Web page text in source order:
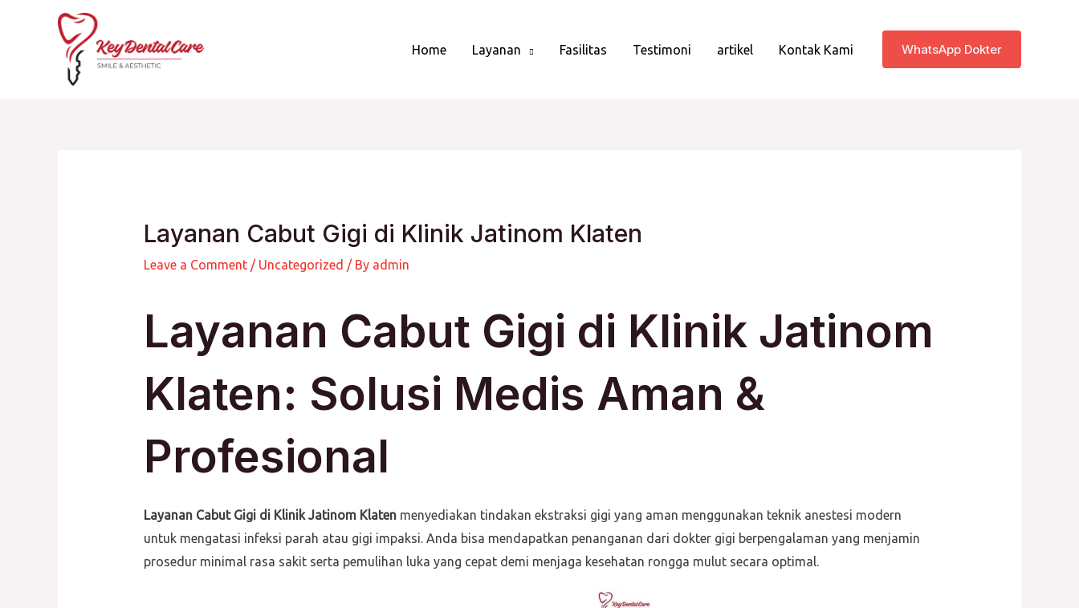
Home Layanan Fasilitas Testimoni artikel Kontak Kami WhatsApp Dokter
Layanan Cabut Gigi di Klinik Jatinom Klaten
Leave a Comment / Uncategorized / By admin
Layanan Cabut Gigi di Klinik Jatinom
Klaten: Solusi Medis Aman &
Profesional
Layanan Cabut Gigi di Klinik Jatinom Klatenmenyediakan tindakan ekstraksi gigi yang aman menggunakan teknik anestesi modern
untuk mengatasi infeksi parah atau gigi impaksi. Anda bisa mendapatkan penanganan dari dokter gigi berpengalaman yang menjamin
prosedur minimal rasa sakit serta pemulihan luka yang cepat demi menjaga kesehatan rongga mulut secara optimal.